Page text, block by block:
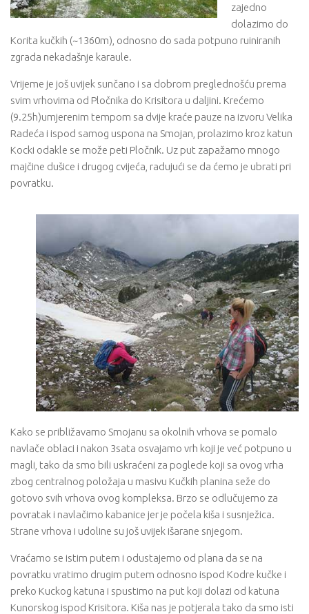
zajedno
dolazimo do
Korita kučkih (~1360m), odnosno do sada potpuno ruiniranih
zgrada nekadašnje karaule.
Vrijeme je još uvijek sunčano i sa dobrom preglednošću prema
svim vrhovima od Pločnika do Krisitora u daljini. Krećemo
(9.25h)umjerenim tempom sa dvije kraće pauze na izvoru Velika
Radeća i ispod samog uspona na Smojan, prolazimo kroz katun
Kocki odakle se može peti Pločnik. Uz put zapažamo mnogo
majčine dušice i drugog cvijeća, radujući se da ćemo je ubrati pri
povratku.
Kako se približavamo Smojanu sa okolnih vrhova se pomalo
navlače oblaci i nakon 3sata osvajamo vrh koji je već potpuno u
magli, tako da smo bili uskraćeni za poglede koji sa ovog vrha
zbog centralnog položaja u masivu Kučkih planina seže do
gotovo svih vrhova ovog kompleksa. Brzo se odlučujemo za
povratak i navlačimo kabanice jer je počela kiša i susnježica.
Strane vrhova i udoline su još uvijek išarane snjegom.
Vraćamo se istim putem i odustajemo od plana da se na
povratku vratimo drugim putem odnosno ispod Kodre kučke i
preko Kuckog katuna i spustimo na put koji dolazi od katuna
Kunorskog ispod Krisitora. Kiša nas je potjerala tako da smo isti